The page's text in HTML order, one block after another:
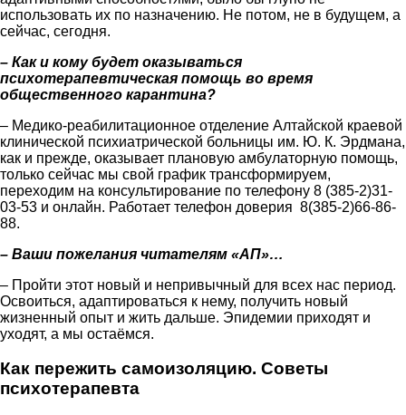
использовать их по назначению. Не потом, не в будущем, а
сейчас, сегодня.
– Как и кому будет оказываться
психотерапевтическая помощь во время
общественного карантина?
– Медико-реабилитационное отделение Алтайской краевой
клинической психиатрической больницы им. Ю. К. Эрдмана,
как и прежде, оказывает плановую амбулаторную помощь,
только сейчас мы свой график трансформируем,
переходим на консультирование по телефону 8 (385-2)31-
03-53 и онлайн. Работает телефон доверия 8(385-2)66-86-
88.
– Ваши пожелания читателям «АП»…
– Пройти этот новый и непривычный для всех нас период.
Освоиться, адаптироваться к нему, получить новый
жизненный опыт и жить дальше. Эпидемии приходят и
уходят, а мы остаёмся.
Как пережить самоизоляцию. Советы
психотерапевта